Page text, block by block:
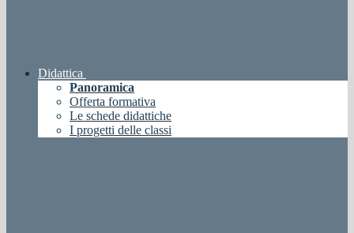
Didattica
Panoramica
Offerta formativa
Le schede didattiche
I progetti delle classi